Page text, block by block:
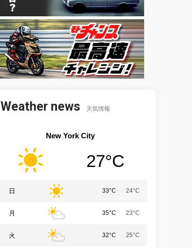
Weather news 天気情報
New York City
27°C
日 33°C 24°C
月 35°C 23°C
火 32°C 25°C